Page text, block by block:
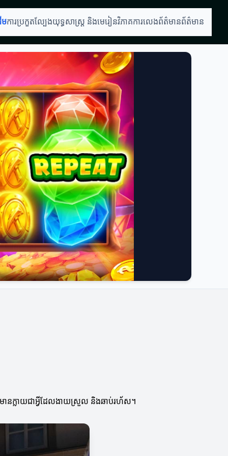
មការប្រកួតល្បែងយុទ្ធសាស្ត្រ និងមេរៀនវិភាគការលេងព័ត៌មានព័ត៌មាន
មានក្លាយជាអ្វីដែលងាយស្រួល និងឆាប់រហ័ស។